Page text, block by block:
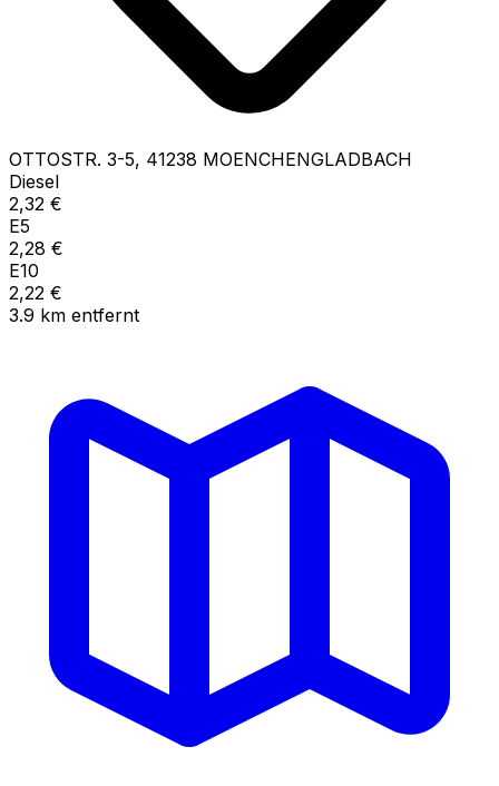
OTTOSTR. 3-5, 41238 MOENCHENGLADBACH
Diesel
2,32 €
E5
2,28 €
E10
2,22 €
3.9 km entfernt